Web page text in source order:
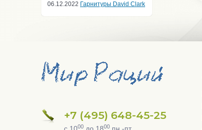
06.12.2022 Гарнитуры David Clark
+7 (495) 648-45-25
00 00